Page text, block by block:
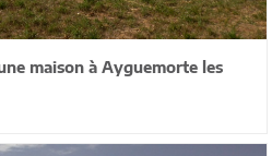
maison à Ayguemorte les